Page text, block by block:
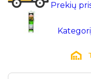
Prekių